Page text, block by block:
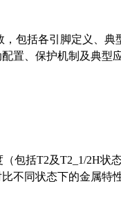
包括各引脚定义、
置、保护机制及典型
包括T2及T2_1/2H状
不同状态下的金属特